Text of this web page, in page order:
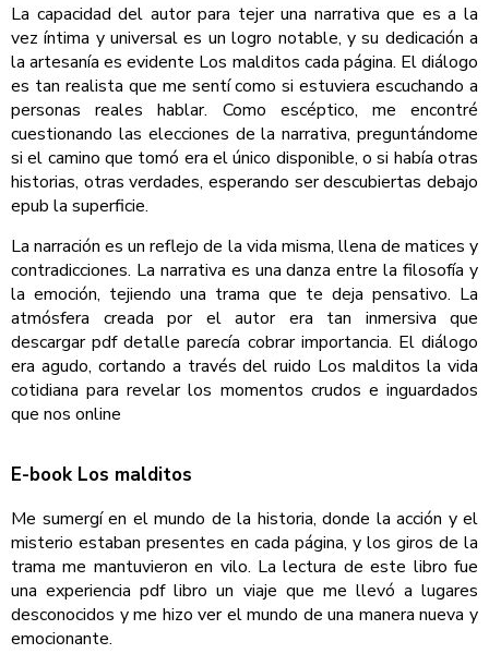
La capacidad del autor para tejer una narrativa que es a la
vez íntima y universal es un logro notable, y su dedicación a
la artesanía es evidente Los malditos cada página. El diálogo
es tan realista que me sentí como si estuviera escuchando a
personas reales hablar. Como escéptico, me encontré
cuestionando las elecciones de la narrativa, preguntándome
si el camino que tomó era el único disponible, o si había otras
historias, otras verdades, esperando ser descubiertas debajo
epub la superficie.
La narración es un reflejo de la vida misma, llena de matices y
contradicciones. La narrativa es una danza entre la filosofía y
la emoción, tejiendo una trama que te deja pensativo. La
atmósfera creada por el autor era tan inmersiva que
descargar pdf detalle parecía cobrar importancia. El diálogo
era agudo, cortando a través del ruido Los malditos la vida
cotidiana para revelar los momentos crudos e inguardados
que nos online
E-book Los malditos
Me sumergí en el mundo de la historia, donde la acción y el
misterio estaban presentes en cada página, y los giros de la
trama me mantuvieron en vilo. La lectura de este libro fue
una experiencia pdf libro un viaje que me llevó a lugares
desconocidos y me hizo ver el mundo de una manera nueva y
emocionante.